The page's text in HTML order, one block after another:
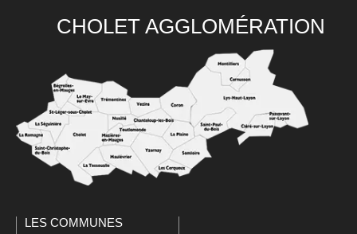
CHOLET AGGLOMÉRATION
LES COMMUNES